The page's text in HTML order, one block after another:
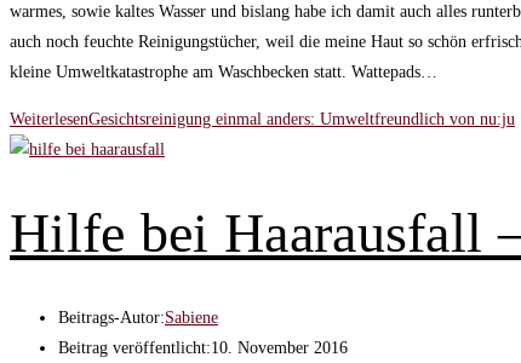
warmes, sowie kaltes Wasser und bislang habe ich damit auch alles
auch noch feuchte Reinigungstücher, weil die meine Haut so schön
kleine Umweltkatastrophe am Waschbecken statt. Wattepads…
WeiterlesenGesichtsreinigung einmal anders: Umweltfreundlich von nu:ju
Hilfe bei Haarausfall
Beitrags-Autor:Sabiene
Beitrag veröffentlicht:10. November 2016